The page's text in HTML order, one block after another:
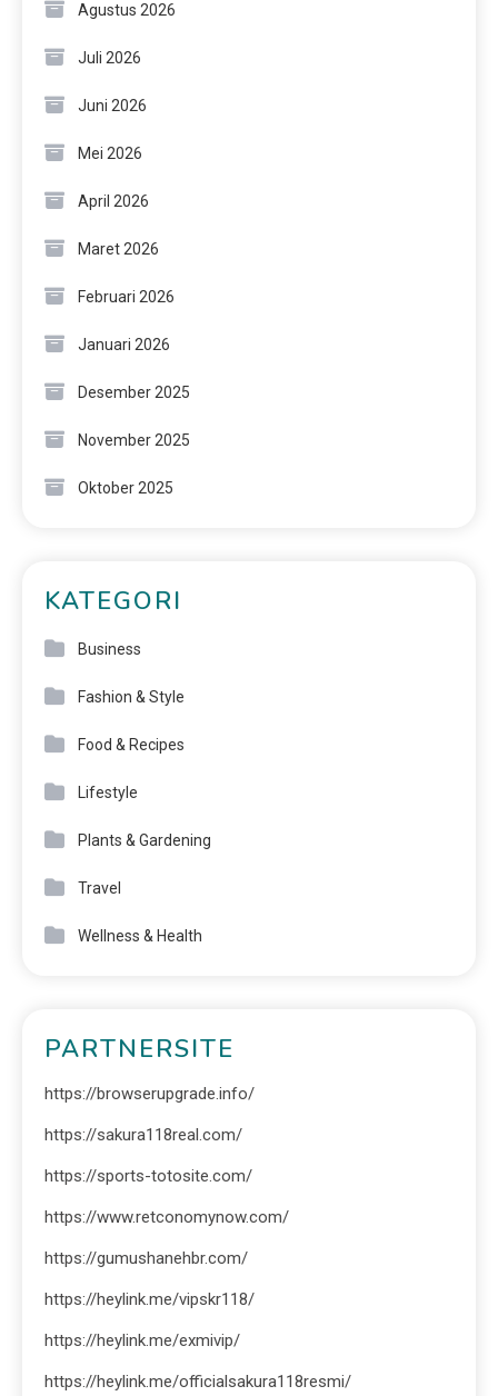
Agustus 2026
Juli 2026
Juni 2026
Mei 2026
April 2026
Maret 2026
Februari 2026
Januari 2026
Desember 2025
November 2025
Oktober 2025
KATEGORI
Business
Fashion & Style
Food & Recipes
Lifestyle
Plants & Gardening
Travel
Wellness & Health
PARTNERSITE
https://browserupgrade.info/
https://sakura118real.com/
https://sports-totosite.com/
https://www.retconomynow.com/
https://gumushanehbr.com/
https://heylink.me/vipskr118/
https://heylink.me/exmivip/
https://heylink.me/officialsakura118resmi/